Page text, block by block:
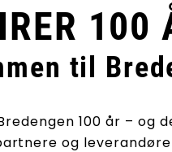
100
til
100 år – og
og